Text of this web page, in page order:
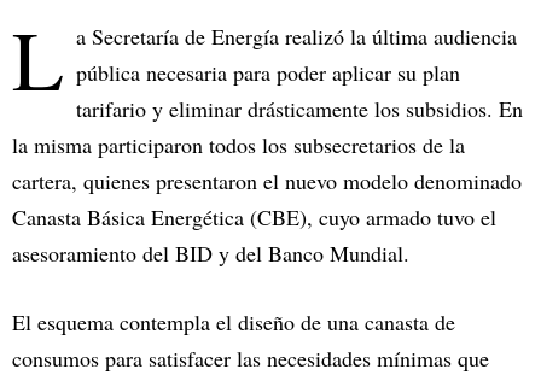
L a Secretaría de Energía realizó la última audiencia
pública necesaria para poder aplicar su plan
tarifario y eliminar drásticamente los subsidios. En
la misma participaron todos los subsecretarios de la
cartera, quienes presentaron el nuevo modelo denominado
Canasta Básica Energética (CBE), cuyo armado tuvo el
asesoramiento del BID y del Banco Mundial.
El esquema contempla el diseño de una canasta de
consumos para satisfacer las necesidades mínimas que